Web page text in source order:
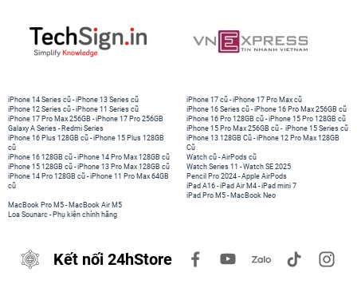
iPhone 14 Series cũ -iPhone 13 Series cũ
iPhone 12 Series cũ -iPhone 11 Series cũ
iPhone 17 Pro Max 256GB -iPhone 17 Pro 256GB
Galaxy A Series - Redmi Series
iPhone 17 cũ -iPhone 17 Pro Max cũ
iPhone 16 Series cũ - iPhone 16 Pro Max 256GB cũ
iPhone 16 Pro 128GB cũ -iPhone 15 Pro 128GB cũ
iPhone 15 Pro Max 256GB cũ - iPhone 15 Series cũ
iPhone 16 Plus 128GB cũ -iPhone 15 Plus 128GB
cũ
iPhone 16 128GB cũ -iPhone 14 Pro Max 128GB cũ
iPhone 15 128GB cũ -iPhone 13 Pro Max 128GB cũ
iPhone 14 Pro 128GB cũ -iPhone 11 Pro Max 64GB
cũ
iPhone 13 128GB Cũ -iPhone 12 Pro Max 128GB
Cũ
Watch cũ -AirPods cũ
Watch Series 11 -Watch SE 2025
Pencil Pro 2024 -Apple AirPods
iPad A16 -iPad Air M4 -iPad mini 7
iPad Pro M5 - MacBook Neo
MacBook Pro M5 - MacBook Air M5
Loa Sounarc - Phụ kiện chính hãng
Kết nối 24hStore